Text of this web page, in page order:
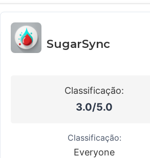
SugarSync
Classificação:
3.0/5.0
Classificação:
Everyone